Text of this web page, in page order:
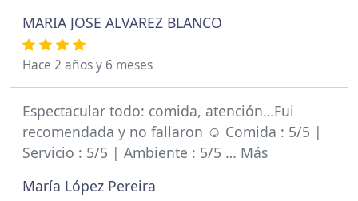
MARIA JOSE ALVAREZ BLANCO
Hace 2 años y 6 meses
Espectacular todo: comida, atención…Fui
recomendada y no fallaron ☺️ Comida : 5/5 |
Servicio : 5/5 | Ambiente : 5/5 … Más
María López Pereira